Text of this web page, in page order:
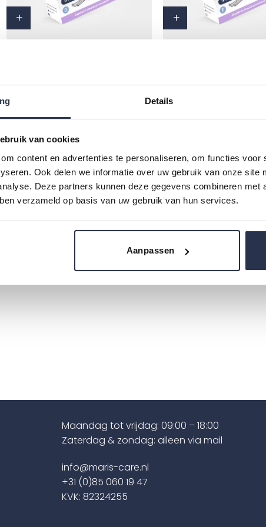
Details
van cookies
content en advertenties te personaliseren, om functies voor
Ook delen we informatie over uw gebruik van onze site
Deze partners kunnen deze gegevens combineren met
verzameld op basis van uw gebruik van hun services.
Aanpassen
23,50 24,95
Toevoegen aan winkelwagen Toevoegen
Maandag tot vrijdag: 09:00 – 18:00
Zaterdag & zondag: alleen via mail
info@maris-care.nl
+31 (0)85 060 19 47
KVK: 82324255